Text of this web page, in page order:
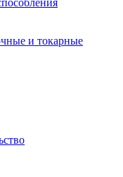
и токарные